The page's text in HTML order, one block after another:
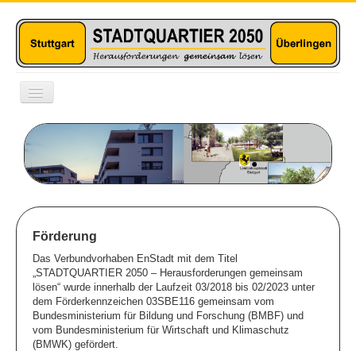
Toggle
Das Projekt
Technolog. Fragen
Soziale Themen
Tools
Monitoring
Förderung
Das Verbundvorhaben EnStadt mit dem Titel
„STADTQUARTIER 2050 – Herausforderungen gemeinsam
lösen“ wurde innerhalb der Laufzeit 03/2018 bis 02/2023 unter
dem Förderkennzeichen 03SBE116 gemeinsam vom
Bundesministerium für Bildung und Forschung (BMBF) und
vom Bundesministerium für Wirtschaft und Klimaschutz
(BMWK) gefördert.